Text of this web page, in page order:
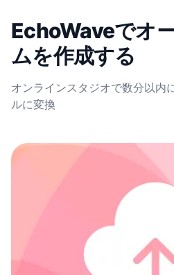
EchoWaveでオ
ムを作成する
オンラインスタジオで数分以内
ルに変換